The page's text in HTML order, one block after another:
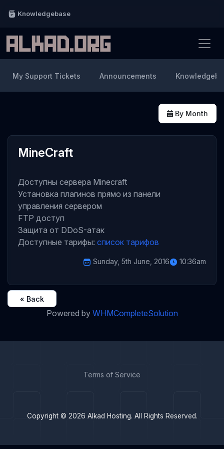
Knowledgebase
By Month
My Support Tickets Announcements
MineCraft
Доступны сервера Minecraft
Установка плагинов прямо из панели
управления сервером
FTP доступ
Защита от DDoS-атак
Доступные тарифы: список тарифов
Sunday, 5th June, 2016 10:36am
« Back
Powered by WHMCompleteSolution
Terms of Service
Copyright © 2026 Alkad Hosting. All Rights Reserved.